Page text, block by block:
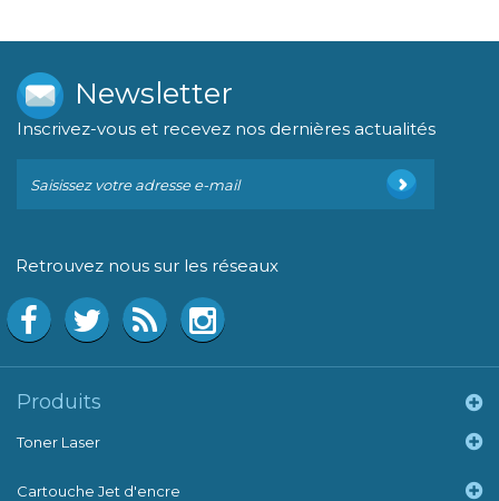
Newsletter
Inscrivez-vous et recevez nos dernières actualités
Retrouvez nous sur les réseaux
Produits
Toner Laser
Cartouche Jet d'encre